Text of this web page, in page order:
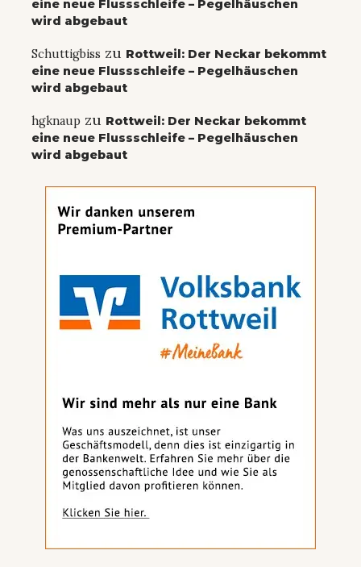
eine neue Flussschleife – Pegelhäuschen
wird abgebaut
Schuttigbiss zu Rottweil: Der Neckar bekommt
eine neue Flussschleife – Pegelhäuschen
wird abgebaut
hgknaup zu Rottweil: Der Neckar bekommt
eine neue Flussschleife – Pegelhäuschen
wird abgebaut